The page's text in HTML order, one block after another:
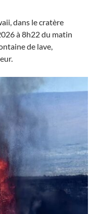
dans le cratère
à 8h22 du matin
de lave,